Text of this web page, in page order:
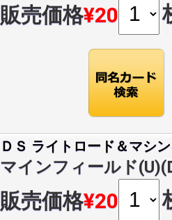
販売価格¥20
ＤＳ ライトロード＆マシ
マインフィールド
販売価格¥20